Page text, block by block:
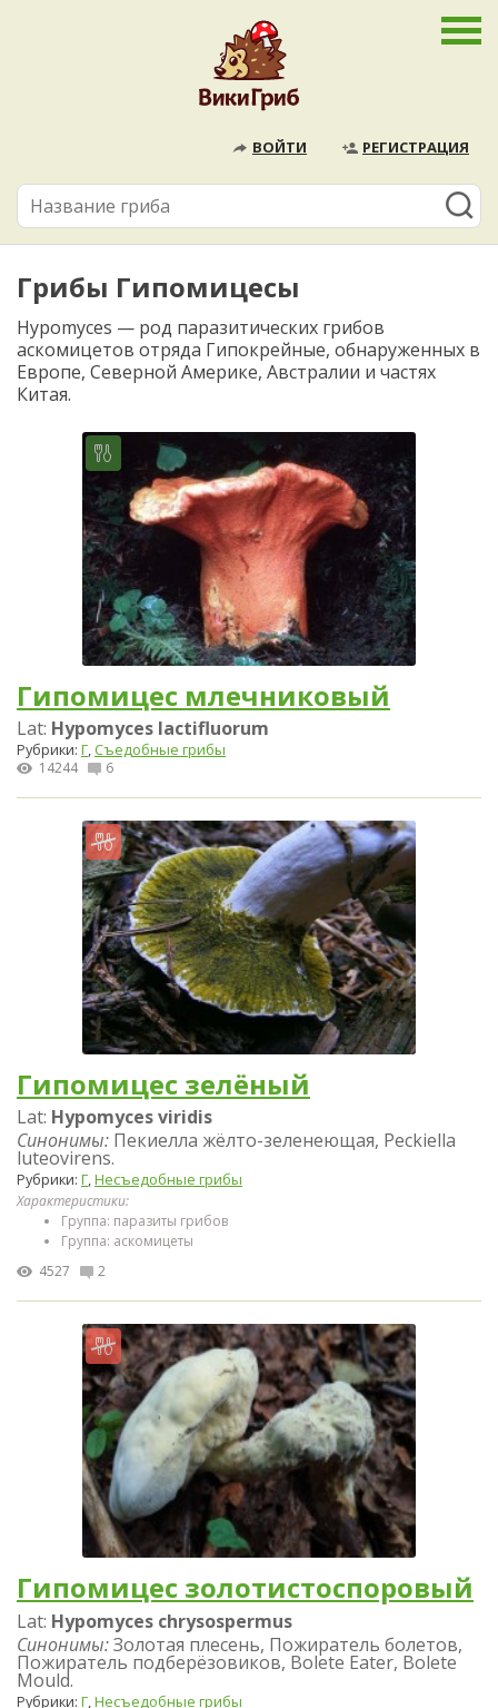
ВОЙТИ РЕГИСТРАЦИЯ
Грибы Гипомицесы
Hypomyces — род паразитических грибов
аскомицетов отряда Гипокрейные, обнаруженных в
Европе, Северной Америке, Австралии и частях
Китая.
Гипомицес млечниковый
Lat: Hypomyces lactifluorum
Рубрики: Г, Съедобные грибы
14244 6
Гипомицес зелёный
Lat: Hypomyces viridis
Синонимы: Пекиелла жёлто-зеленеющая, Peckiella
luteovirens.
Рубрики: Г,Несъедобные грибы
Характеристики:
Группа: паразиты грибов
Группа: аскомицеты
4527
2
Гипомицес золотистоспоровый
Lat: Hypomyces chrysospermus
Синонимы:Золотая плесень, Пожиратель болетов,
Пожиратель подберёзовиков, Bolete Eater, Bolete
Mould.
Рубрики: Г Несъедобные грибы